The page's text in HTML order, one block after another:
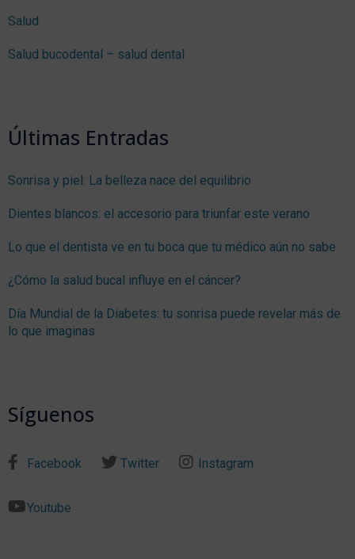
Salud
Salud bucodental – salud dental
Últimas Entradas
Sonrisa y piel: La belleza nace del equilibrio
Dientes blancos: el accesorio para triunfar este verano
Lo que el dentista ve en tu boca que tu médico aún no sabe
¿Cómo la salud bucal influye en el cáncer?
Día Mundial de la Diabetes: tu sonrisa puede revelar más de
lo que imaginas
Síguenos
Facebook Twitter Instagram
Youtube